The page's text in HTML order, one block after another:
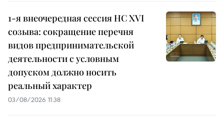
1-я внеочередная сессия НС XVI
созыва: сокращение перечня
видов предпринимательской
деятельности с условным
допуском должно носить
реальный характер
03/08/2026 11:38